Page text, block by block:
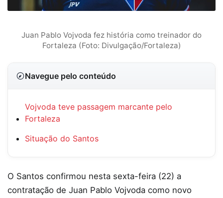
Juan Pablo Vojvoda fez história como treinador do
Fortaleza (Foto: Divulgação/Fortaleza)
Navegue pelo conteúdo
Vojvoda teve passagem marcante pelo
Fortaleza
Situação do Santos
O Santos confirmou nesta sexta-feira (22) a
contratação de Juan Pablo Vojvoda como novo